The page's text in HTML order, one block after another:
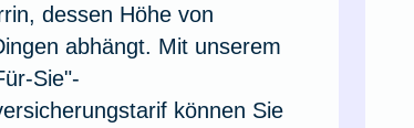
dessen Höhe von
abhängt. Mit unserem
Sie"-
können Sie